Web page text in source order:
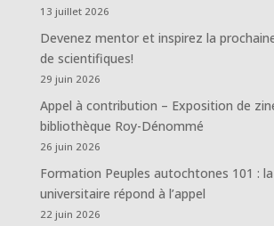
13 juillet 2026
Devenez mentor et inspirez la
de scientifiques!
29 juin 2026
Appel à contribution – Exposition de
bibliothèque Roy-Dénommé
26 juin 2026
Formation Peuples autochtones 101 :
universitaire répond à l’appel
22 juin 2026